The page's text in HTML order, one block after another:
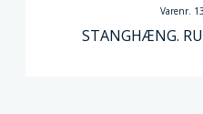
Varenr.
STANGHÆNG.